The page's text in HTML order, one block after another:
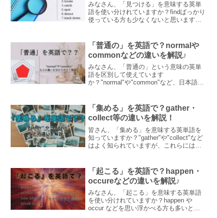
みなさん、「見つける」を意味する英単
語を使い分けれていますか？findばっかり
使っている方も少なくないと思います
アンスが含まれます。この記事ではそれ
らについて解説します♪
「普通の」を英語で？normalや
commonなどの違いを解説♪
みなさん、「普通の」という意味の英単
語を区別して使えています
か？"normal"や"common"など、日本語に
す。この記事ではそれらについて例文と
ともにわかりやすく解説しています♪
「集める」を英語で？gather・
collect等の違いを解説！
皆さん、「集める」を意味する英単語を
知っていますか？"gather"や"collect"など
はよく知られていますが、これらには異
語の違いや使い方をわかりやすく解説し
ます♪
「起こる」を英語で？happen・
occureなどの違いを解説♪
みなさん、「起こる」を意味する英単語
を使い分けれていますか？happen や
occur などを思い浮かべる方も多いと思